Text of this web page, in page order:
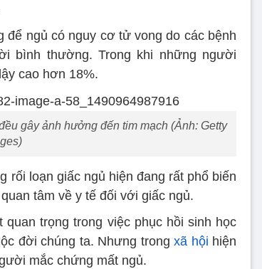
ngủ có nguy cơ tử vong do các bệnh
bình thường. Trong khi những người
cao hơn 18%.
gây ảnh hưởng đến tim mạch (Ảnh: Getty
rối loạn giấc ngủ hiện đang rất phổ biến
tâm về y tế đối với giấc ngủ.
trọng trong việc phục hồi sinh học
đời chúng ta. Nhưng trong xã hội hiện
mắc chứng mất ngủ.